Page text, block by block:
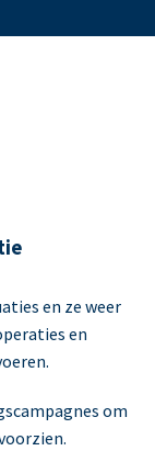
en ze weer
en
om